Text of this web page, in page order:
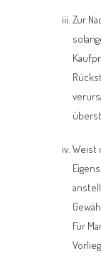
Zur
Weist
Für